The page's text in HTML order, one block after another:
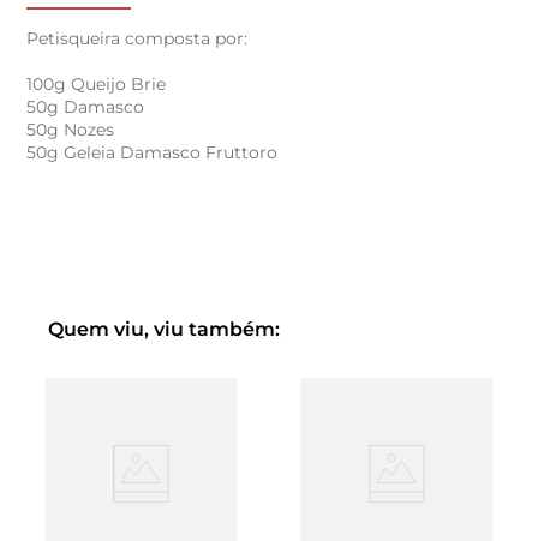
Petisqueira composta por:
100g Queijo Brie
50g Damasco
50g Nozes
50g Geleia Damasco Fruttoro
Quem viu, viu também: